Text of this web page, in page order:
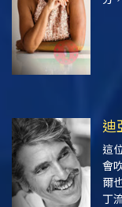
迪
這
會
爾
丁